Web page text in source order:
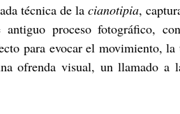
técnica de la cianotipia,
antiguo proceso fotográfico,
para evocar el movimiento,
ofrenda visual, un llamado